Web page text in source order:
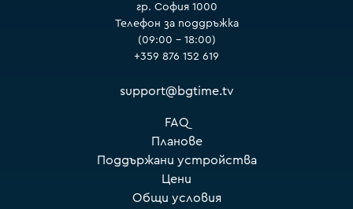
гр. София 1000
Телефон за поддръжка
(09:00 – 18:00)
+359 876 152 619
support@bgtime.tv
FAQ
Планове
Поддържани устройства
Цени
Общи условия